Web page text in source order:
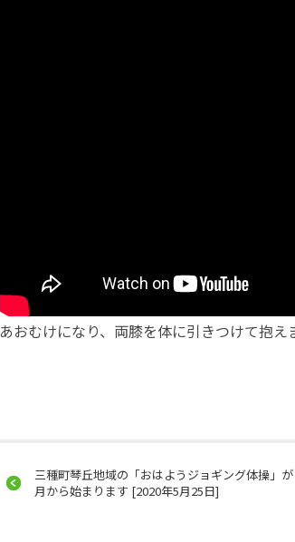
あおむけになり、両膝を体に引きつけて抱え
三種町琴丘地域の「おはようジョギング体操」が
月から始まります [2020年5月25日]